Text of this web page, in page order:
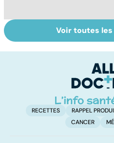
Covid-19 : tout
savoir sur la
Voir toutes
RECETTES RAPPEL
CANCER